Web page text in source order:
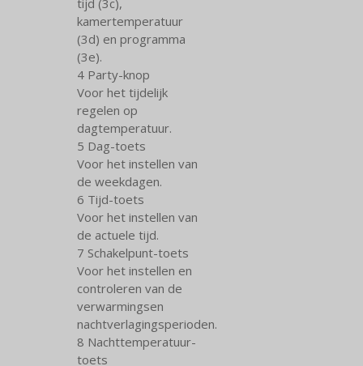
tijd (3c),
kamertemperatuur
(3d) en programma
(3e).
4 Party-knop
Voor het tijdelijk
regelen op
dagtemperatuur.
5 Dag-toets
Voor het instellen van
de weekdagen.
6 Tijd-toets
Voor het instellen van
de actuele tijd.
7 Schakelpunt-toets
Voor het instellen en
controleren van de
verwarmingsen
nachtverlagingsperioden.
8 Nachttemperatuur-
toets